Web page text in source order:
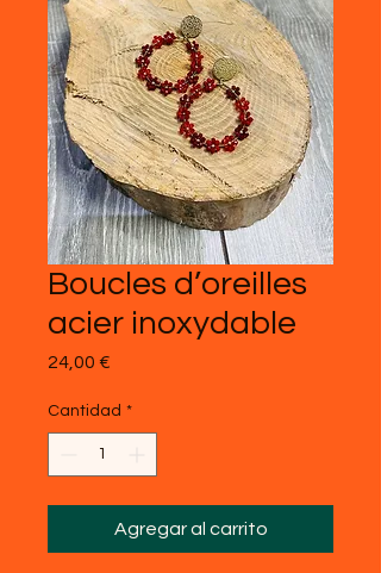
Boucles d’oreilles
acier inoxydable
24,00 €
Cantidad *
Agregar al carrito